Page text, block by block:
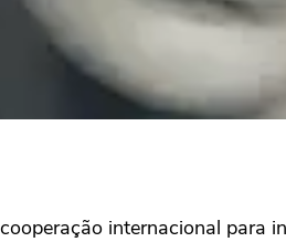
internacional para